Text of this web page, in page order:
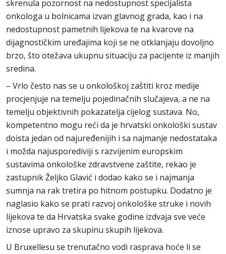
skrenula pozornost na nedostupnost specijalista
onkologa u bolnicama izvan glavnog grada, kao i na
nedostupnost pametnih lijekova te na kvarove na
dijagnostičkim uređajima koji se ne otklanjaju dovoljno
brzo, što otežava ukupnu situaciju za pacijente iz manjih
sredina.
– Vrlo često nas se u onkološkoj zaštiti kroz medije
procjenjuje na temelju pojedinačnih slučajeva, a ne na
temelju objektivnih pokazatelja cijelog sustava. No,
kompetentno mogu reći da je hrvatski onkološki sustav
doista jedan od najuređenijih i sa najmanje nedostataka
i možda najusporediviji s razvijenim europskim
sustavima onkološke zdravstvene zaštite, rekao je
zastupnik Željko Glavić i dodao kako se i najmanja
sumnja na rak tretira po hitnom postupku. Dodatno je
naglasio kako se prati razvoj onkološke struke i novih
lijekova te da Hrvatska svake godine izdvaja sve veće
iznose upravo za skupinu skupih lijekova.
U Bruxellesu se trenutačno vodi rasprava hoće li se